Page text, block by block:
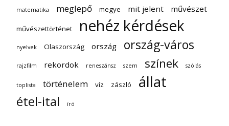
matematika meglepő megye mit jelent művészet
művészettörténet nehéz kérdések
nyelvek Olaszország ország ország-város
rajzfilm rekordok reneszánsz szem színek szólás
toplista történelem víz zászló állat
étel-ital író